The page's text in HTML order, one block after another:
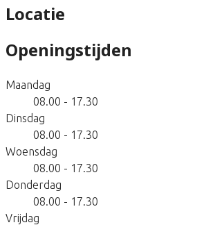
Locatie
Openingstijden
Maandag
08.00 - 17.30
Dinsdag
08.00 - 17.30
Woensdag
08.00 - 17.30
Donderdag
08.00 - 17.30
Vrijdag